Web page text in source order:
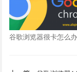
谷歌浏览器很卡怎么